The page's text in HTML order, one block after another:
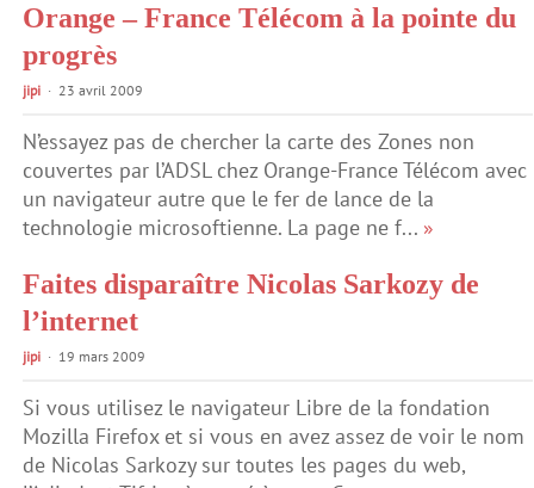
Orange – France Télécom à la pointe du
progrès
jipi 23 avril 2009
N’essayez pas de chercher la carte des Zones non
couvertes par l’ADSL chez Orange-France Télécom avec
un navigateur autre que le fer de lance de la
technologie microsoftienne. La page ne f... »
Faites disparaître Nicolas Sarkozy de
l’internet
jipi 19 mars 2009
Si vous utilisez le navigateur Libre de la fondation
Mozilla Firefox et si vous en avez assez de voir le nom
de Nicolas Sarkozy sur toutes les pages du web,